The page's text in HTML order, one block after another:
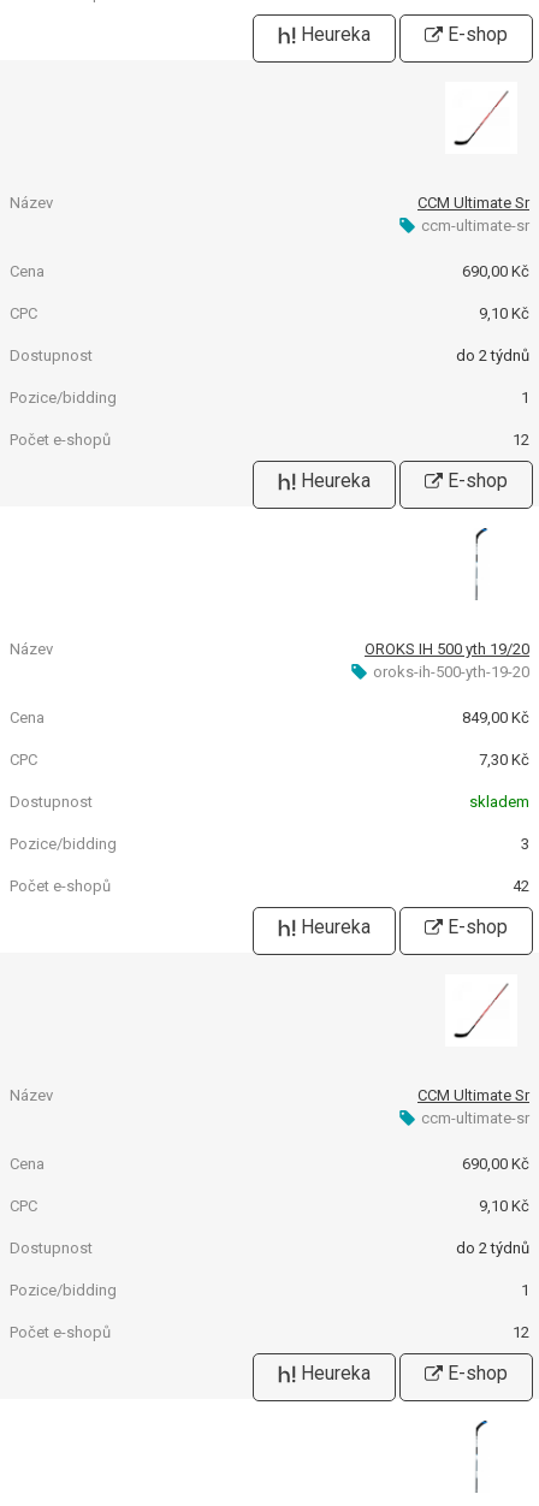
Heureka E-shop
CCM Ultimate Sr
ccm-ultimate-sr
690,00 Kč
9,10 Kč
do 2 týdnů
1
12
Heureka E-shop
OROKS IH 500 yth 19/20
oroks-ih-500-yth-19-20
849,00 Kč
7,30 Kč
skladem
3
42
Heureka E-shop
CCM Ultimate Sr
ccm-ultimate-sr
690,00 Kč
9,10 Kč
do 2 týdnů
1
12
Heureka E-shop